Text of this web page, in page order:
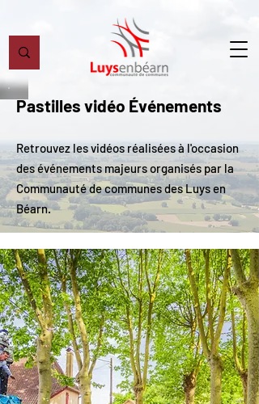
Pastilles vidéo Événements
Retrouvez les vidéos réalisées à l'occasion
des événements majeurs organisés par la
Communauté de communes des Luys en
Béarn.